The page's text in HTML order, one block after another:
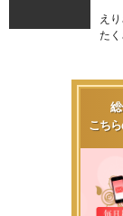
え
た
こち